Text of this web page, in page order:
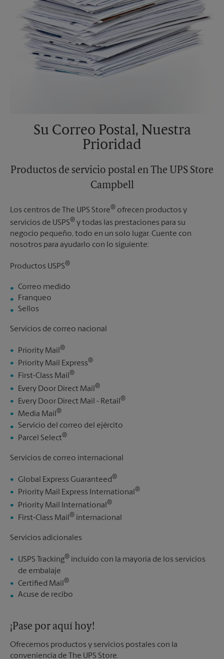
Su Correo Postal, Nuestra
Prioridad
Productos de servicio postal en The UPS Store
Campbell
Los centros de The UPS Store® ofrecen productos y
servicios de USPS® y todas las prestaciones para su
negocio pequeño, todo en un solo lugar. Cuente con
nosotros para ayudarlo con lo siguiente:
Productos USPS®
Correo medido
Franqueo
Sellos
Servicios de correo nacional
Priority Mail ®
Priority Mail Express®
First-Class Mail®
Every Door Direct Mail ®
Every Door Direct Mail - Retail®
Media Mail®
Servicio del correo del ejército
Parcel Select®
Servicios de correo internacional
Global Express Guaranteed®
Priority Mail Express International®
Priority Mail International ®
First-Class Mail® internacional
Servicios adicionales
USPS Tracking® incluido con la mayoría de los servicios
de embalaje
Certified Mail ®
Acuse de recibo
¡Pase por aquí hoy!
Ofrecemos productos y servicios postales con la
conveniencia de The UPS Store.